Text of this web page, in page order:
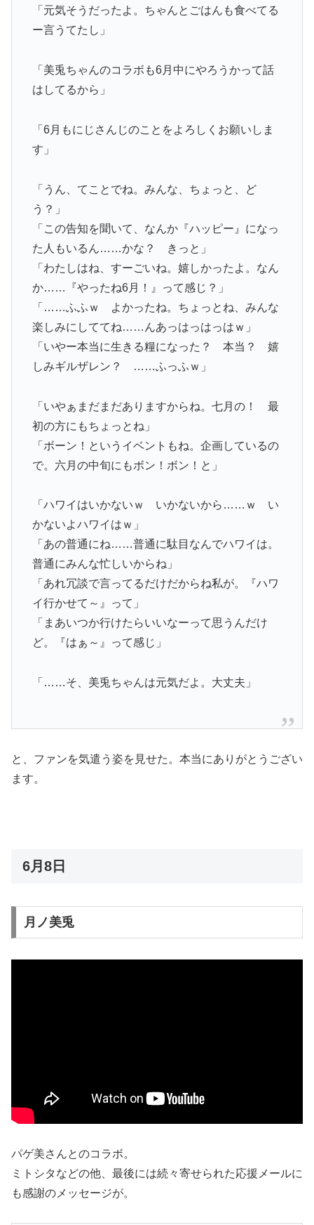
「元気そうだったよ。ちゃんとごはんも食べてる
ー言うてたし」
「美兎ちゃんのコラボも6月中にやろうかって話
はしてるから」
「6月もにじさんじのことをよろしくお願いしま
す」
「うん、てことでね。みんな、ちょっと、ど
う？」
「この告知を聞いて、なんか『ハッピー』になっ
た人もいるん……かな？ きっと」
「わたしはね、すーごいね。嬉しかったよ。なん
か……『やったね6月！』って感じ？」
「……ふふｗ よかったね。ちょっとね、みんな
楽しみにしててね……んあっはっはっはｗ」
「いやー本当に生きる糧になった？ 本当？ 嬉
しみギルザレン？ ……ふっふｗ」
「いやぁまだまだありますからね。七月の！ 最
初の方にもちょっとね」
「ボーン！というイベントもね。企画しているの
で。六月の中旬にもボン！ボン！と」
「ハワイはいかないｗ いかないから……ｗ い
かないよハワイはｗ」
「あの普通にね……普通に駄目なんでハワイは。
普通にみんな忙しいからね」
「あれ冗談で言ってるだけだからね私が。『ハワ
イ行かせて～』って」
「まあいつか行けたらいいなーって思うんだけ
ど。『はぁ～』って感じ」
「……そ、美兎ちゃんは元気だよ。大丈夫」
と、ファンを気遣う姿を見せた。本当にありがとうござい
ます。
6月8日
月ノ美兎
パゲ美さんとのコラボ。
ミトシタなどの他、最後には続々寄せられた応援メールに
も感謝のメッセージが。